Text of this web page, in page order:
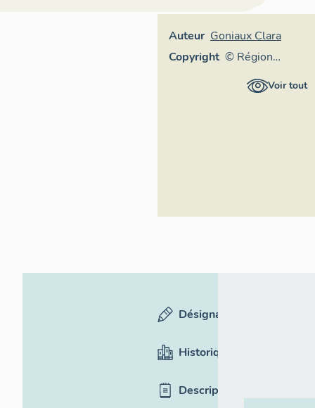
Auteur Goniaux Clara
Copyright © Région
Auvergne-Voir tout
Désignation
Historique
Description